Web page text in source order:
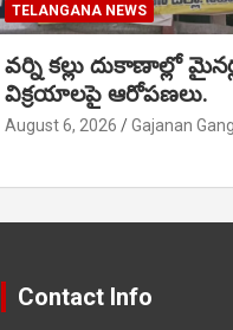
TELANGANA NEWS
వర్ని కల్లు దుకాణాల్లో
విక్రయాలపై ఆరోపణలు.
August 6, 2026 Gajanan
Contact Info